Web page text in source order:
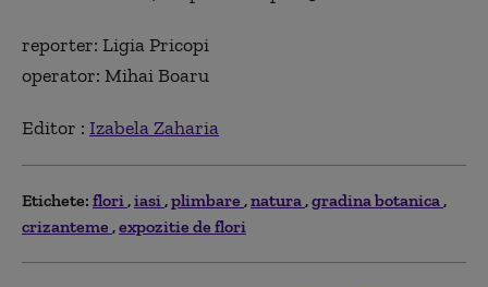
reporter: Ligia Pricopi
operator: Mihai Boaru
Editor : Izabela Zaharia
Etichete: flori iasi plimbare natura gradina botanica
crizanteme expozitie de flori